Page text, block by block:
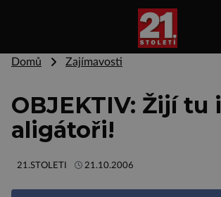
Domů Zajímavosti
OBJEKTIV: Žijí tu i
aligátoři!
21.STOLETI 21.10.2006